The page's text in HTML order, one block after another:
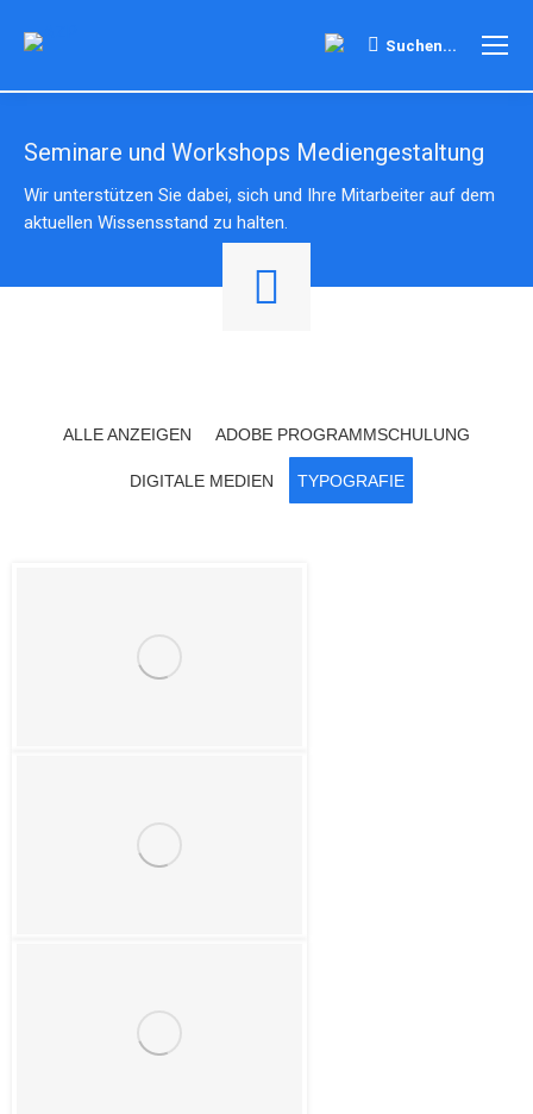
Search:
Suchen...
Seminare und Workshops Mediengestaltung
Wir unterstützen Sie dabei, sich und Ihre Mitarbeiter auf dem
aktuellen Wissensstand zu halten.
ALLE ANZEIGEN ADOBE PROGRAMMSCHULUNG
DIGITALE MEDIEN TYPOGRAFIE